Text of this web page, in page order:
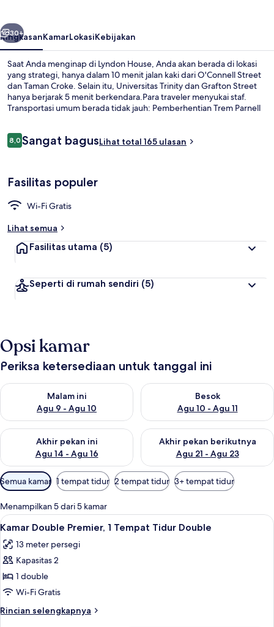
Berikutnya
30+
RingkasanKamarLokasiKebijakan
Saat Anda menginap di Lyndon House, Anda akan berada di lokasi
yang strategi, hanya dalam 10 menit jalan kaki dari O'Connell Street
dan Taman Croke. Selain itu, Universitas Trinity dan Grafton Street
hanya berjarak 5 menit berkendara.Para traveler menyukai staf.
Transportasi umum berada tidak jauh: Pemberhentian Trem Parnell
Ulasan
8,08,0 dari 10
Sangat bagusLihat total 165 ulasan
Fasilitas populer
Wi-Fi Gratis
Lihat semua
Fasilitas utama (5)
Seperti di rumah sendiri (5)
Opsi kamar
Periksa ketersediaan untuk tanggal ini
Malam ini
Agu 9 - Agu 10
Periksa ketersediaan untuk malam ini Agu 9 - Agu 10
Besok
Agu 10 - Agu 11
Periksa ketersediaan untuk
Akhir pekan ini
Agu 14 - Agu 16
Periksa ketersediaan untuk akhir pekan ini Agu 14 - Agu 16
Akhir pekan berikutnya
Agu 21 - Agu 23
Periksa ketersediaan untuk
Filter
tersedia
untuk
kamar
Semua kamar 1 tempat tidur 2 tempat tidur 3+ tempat tidur
Menampilkan 5 dari 5 kamar
Lihat
semua
foto
untuk
Kamar
Double
Premier,
1
Kamar Double Premier, 1 Tempat
7
Kamar Double Premier, 1 Tempat Tidur Double
13 meter persegi
Kapasitas 2
1 double
Wi-Fi Gratis
Rincian selengkapnya
Rincian